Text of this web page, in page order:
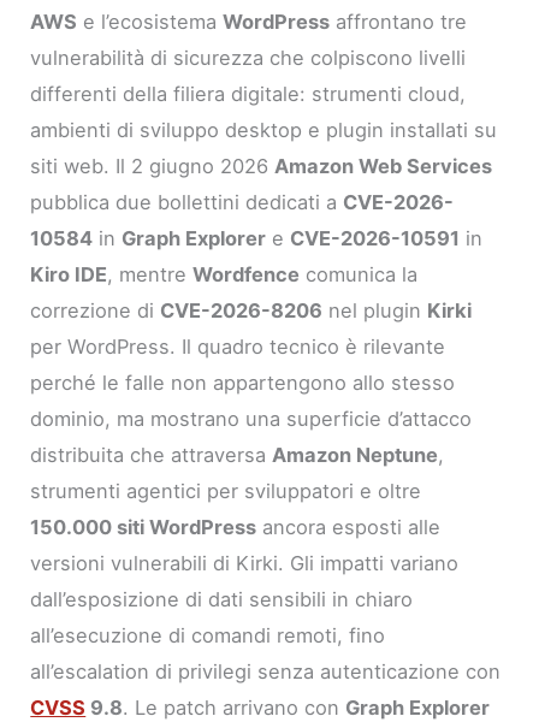
AWS e l’ecosistemaWordPress affrontano tre
vulnerabilità di sicurezza che colpiscono livelli
differenti della filiera digitale: strumenti cloud,
ambienti di sviluppo desktop e plugin installati su
siti web. Il 2 giugno 2026 Amazon Web Services
pubblica due bollettini dedicati a CVE-2026-
10584 in Graph Explorer e CVE-2026-10591 in
Kiro IDE, mentreWordfence comunica la
correzione di CVE-2026-8206 nel plugin Kirki
per WordPress. Il quadro tecnico è rilevante
perché le falle non appartengono allo stesso
dominio, ma mostrano una superficie d’attacco
distribuita che attraversa Amazon Neptune,
strumenti agentici per sviluppatori e oltre
150.000 siti WordPress ancora esposti alle
versioni vulnerabili di Kirki. Gli impatti variano
dall’esposizione di dati sensibili in chiaro
all’esecuzione di comandi remoti, fino
all’escalation di privilegi senza autenticazione con
CVSS 9.8. Le patch arrivano con Graph Explorer